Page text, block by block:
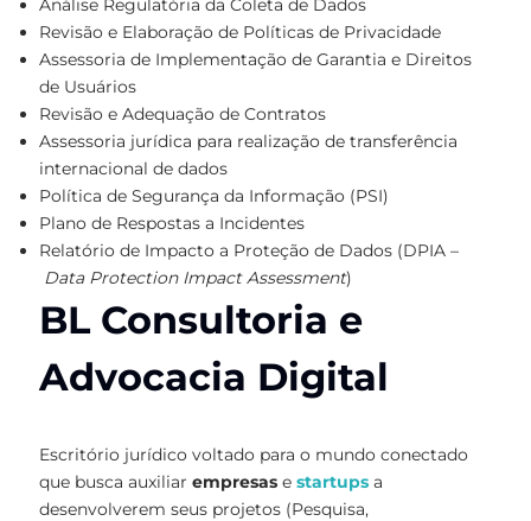
Análise Regulatória da Coleta de Dados
Revisão e Elaboração de Políticas de Privacidade
Assessoria de Implementação de Garantia e Direitos
de Usuários
Revisão e Adequação de Contratos
Assessoria jurídica para realização de transferência
internacional de dados
Política de Segurança da Informação (PSI)
Plano de Respostas a Incidentes
Relatório de Impacto a Proteção de Dados (DPIA –
Data Protection Impact Assessment)
BL Consultoria e
Advocacia Digital
Escritório jurídico voltado para o mundo conectado
que busca auxiliar empresas e startups a
desenvolverem seus projetos (Pesquisa,